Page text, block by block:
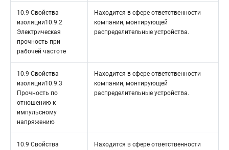
10.9 Свойства
изоляции10.9.2
Электрическая
прочность при
рабочей частоте
Находится в сфере ответственности
компании, монтирующей
распределительные устройства.
10.9 Свойства
изоляции10.9.3
Прочность по
отношению к
импульсному
напряжению
Находится в сфере ответственности
компании, монтирующей
распределительные устройства.
10.9 Свойства
Находится в сфере ответственности